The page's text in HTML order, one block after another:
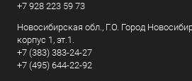
+7 928 223 59 73
Новосибирская обл., Г.О. Город
корпус 1, эт.1.
+7 (383) 383-24-27
+7 (495) 644-22-92